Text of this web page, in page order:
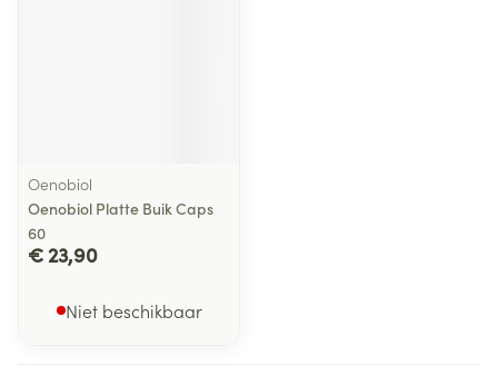
Oenobiol
Oenobiol Platte Buik Caps
60
€ 23,90
Niet beschikbaar